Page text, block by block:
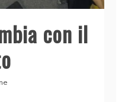
con il